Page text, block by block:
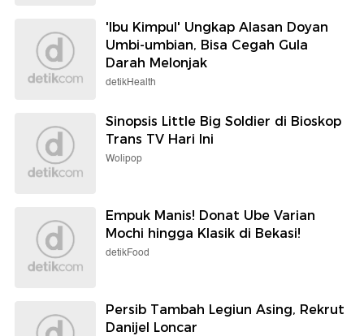
'Ibu Kimpul' Ungkap Alasan Doyan
Umbi-umbian, Bisa Cegah Gula
Darah Melonjak
detikHealth
Sinopsis Little Big Soldier di Bioskop
Trans TV Hari Ini
Wolipop
Empuk Manis! Donat Ube Varian
Mochi hingga Klasik di Bekasi!
detikFood
Persib Tambah Legiun Asing, Rekrut
Danijel Loncar